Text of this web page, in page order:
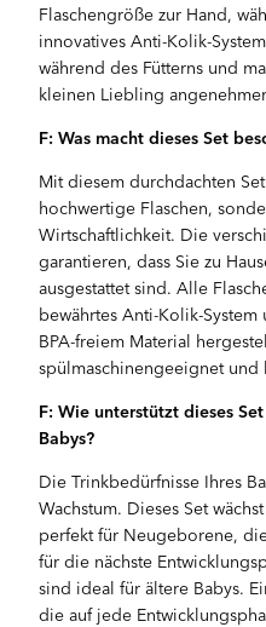
Flaschengröße zur Hand,
innovatives Anti-Kolik-
während des Fütterns und
kleinen Liebling
F: Was macht dieses Set
Mit diesem durchdachten
hochwertige Flaschen,
Wirtschaftlichkeit. Die
garantieren, dass Sie zu
ausgestattet sind. Alle
bewährtes Anti-Kolik-
BPA-freiem Material
spülmaschinengeeignet
F: Wie unterstützt dieses
Babys?
Die Trinkbedürfnisse Ihres
Wachstum. Dieses Set
perfekt für Neugeborene,
für die nächste
sind ideal für ältere Babys.
die auf jede